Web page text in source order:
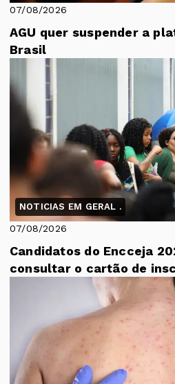
07/08/2026
AGU quer suspender a
Brasil
NOTICIAS EM GERAL .
07/08/2026
Candidatos do Encceja
consultar o cartão de